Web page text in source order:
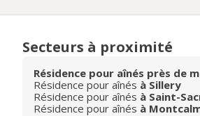
Secteurs à proximité
Résidence pour aînés près de
Résidence pour aînés à Sillery
Résidence pour aînés à Saint-
Résidence pour aînés à